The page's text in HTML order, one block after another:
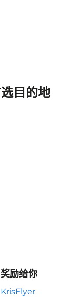
目的地
奖励给你
KrisFlyer